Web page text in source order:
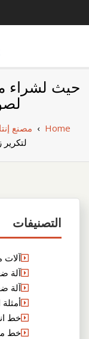
حيث لشراء
Home
› مصنع
التصنيفات
آلات
آلة
آلة
خط
خط